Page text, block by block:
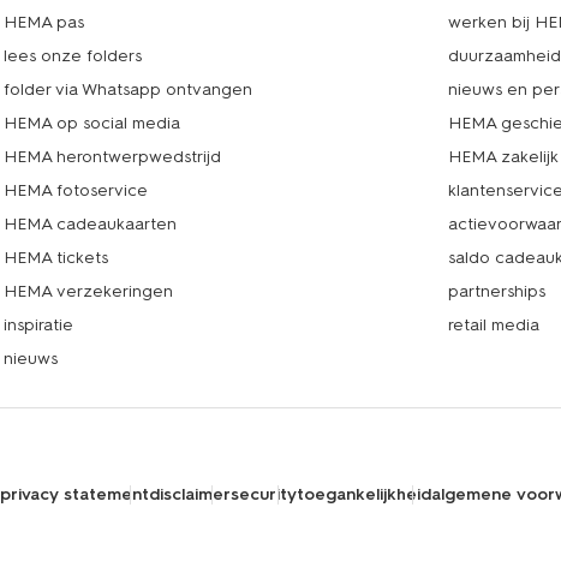
HEMA pas
lees onze folders
folder via Whatsapp ontvangen
HEMA op social media
HEMA herontwerpwedstrijd
HEMA fotoservice
HEMA cadeaukaarten
HEMA tickets
HEMA verzekeringen
inspiratie
nieuws
werken bij
duurzaamheid
nieuws en
HEMA
HEMA zakelijk
saldo
partnerships
retail media
privacy statementdisclaimersecuritytoegankelijkheidalgemene